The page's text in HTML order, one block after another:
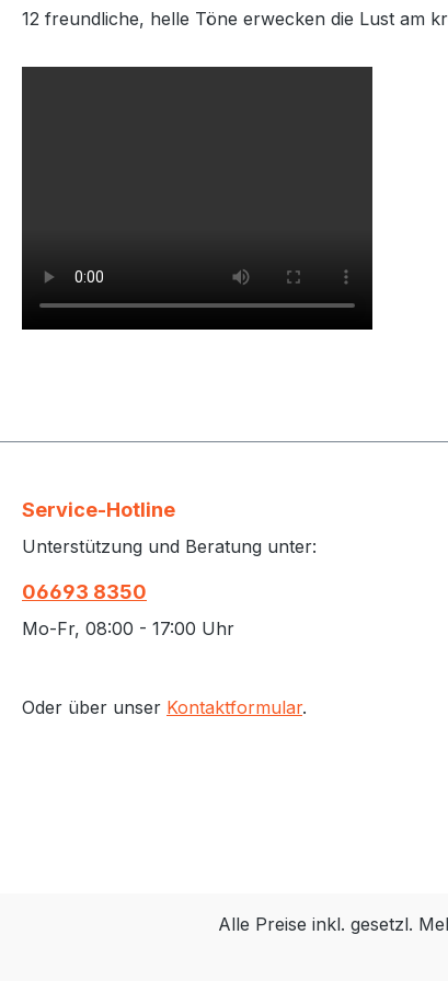
12 freundliche, helle Töne erwecken die Lust am
Service-Hotline
Unterstützung und Beratung unter:
06693 8350
Mo-Fr, 08:00 - 17:00 Uhr
Oder über unser Kontaktformular.
Alle Preise inkl. gesetzl.